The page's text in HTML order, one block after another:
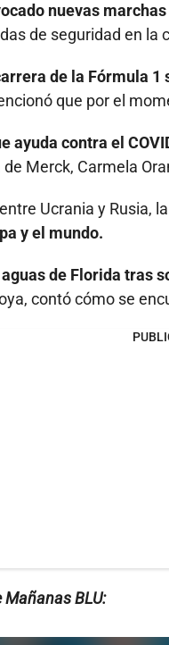
nuevas
de seguridad en la
de la Fórmula 1
que por el
ayuda contra el
Merck, Carmela
Ucrania y Rusia,
y el mundo.
de Florida tras
contó cómo se
BLU: